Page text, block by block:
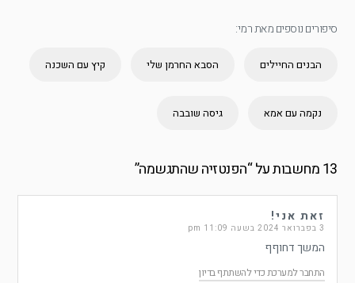
סיפורים נוספים מאת רמי:
הבנים החיילים הסבא החרמן שלי קיץ עם השכנה
נקמה עם אמא גיסה שובבה
13 מחשבות על “ הפנטזיה שהתגשמה”
זאת אני!
3 בפברואר 2024 בשעה 11:09 pm
המשך דחוףף
התחבר למערכת כדי להשתתף בדיון